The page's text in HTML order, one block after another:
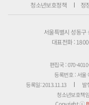
청소년보호정책 정
서울특별시 성동
대표전화 :
편집국 : 070-
등록번호 : 서울
등록일: 2013.11.13
발
청소년보호책